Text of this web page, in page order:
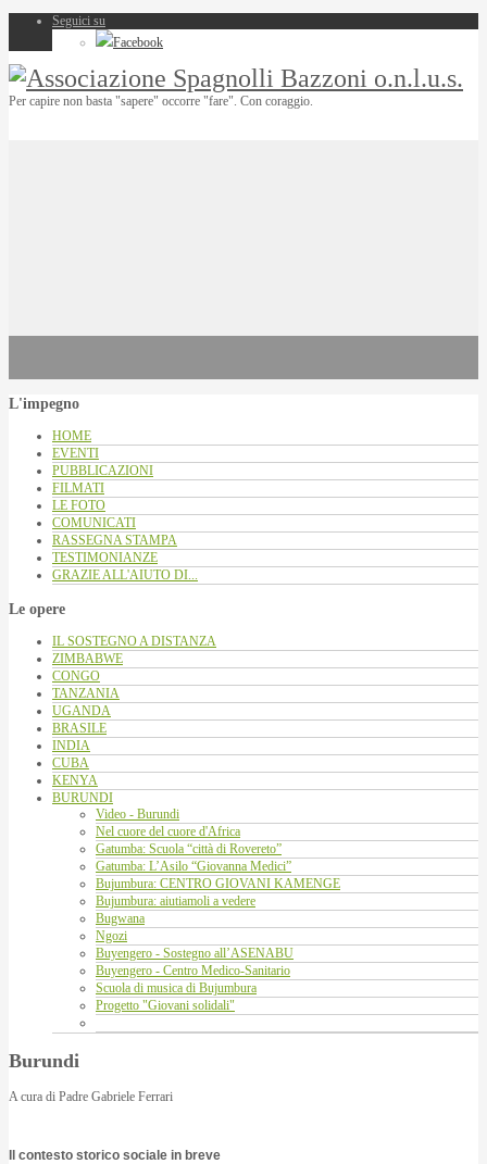
Seguici su
Facebook
Per capire non basta "sapere" occorre "fare". Con coraggio.
L'impegno
HOME
EVENTI
PUBBLICAZIONI
FILMATI
LE FOTO
COMUNICATI
RASSEGNA STAMPA
TESTIMONIANZE
GRAZIE ALL'AIUTO DI...
Le opere
IL SOSTEGNO A DISTANZA
ZIMBABWE
CONGO
TANZANIA
UGANDA
BRASILE
INDIA
CUBA
KENYA
BURUNDI
Video - Burundi
Nel cuore del cuore d'Africa
Gatumba: Scuola “città di Rovereto”
Gatumba: L’Asilo “Giovanna Medici”
Bujumbura: CENTRO GIOVANI KAMENGE
Bujumbura: aiutiamoli a vedere
Bugwana
Ngozi
Buyengero - Sostegno all’ASENABU
Buyengero - Centro Medico-Sanitario
Scuola di musica di Bujumbura
Progetto "Giovani solidali"
Burundi
A cura di Padre Gabriele Ferrari
Il contesto storico sociale in breve